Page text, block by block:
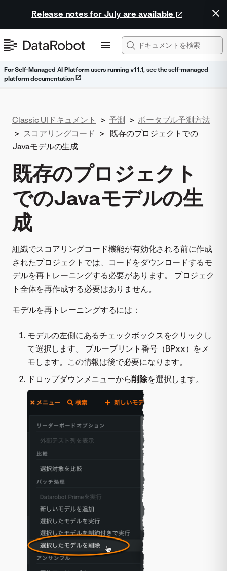
Release notes for July are available
For Self-Managed AI Platform users running v11.1, see the self-managed
platform documentation
Classic UIドキュメント > 予測 > ポータブル予測方法
> スコアリングコード >
既存のプロジェクトでの
Javaモデルの生成
既存のプロジェクト
でのJavaモデルの生
成
組織でスコアリングコード機能が有効化される前に作成
されたプロジェクトでは、コードをダウンロードするモ
デルを再トレーニングする必要があります。 プロジェク
ト全体を再作成する必要はありません。
モデルを再トレーニングするには：
モデルの左側にあるチェックボックスをクリックし
て選択します。 ブループリント番号（BPxx）をメ
モします。この情報は後で必要になります。
ドロップダウンメニューから削除を選択します。